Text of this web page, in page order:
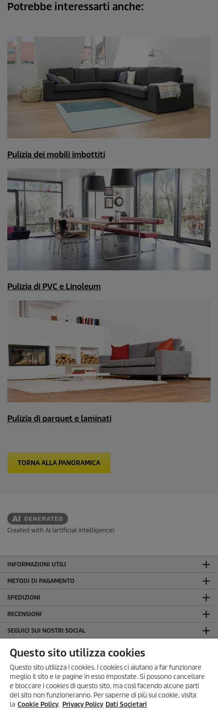
SONO ARRIVATI I SUMMER
DAYS!
Potrebbe interessarti anche:
Pulizia dei mobili imbottiti
Pulizia di PVC e Linoleum
Pulizia di parquet e laminati
TORNA ALLA PANORAMICA
Created with AI (artificial intelligence)
INFORMAZIONI UTILI
METODI DI PAGAMENTO
SPEDIZIONI
RECENSIONI
SEGUICI SUI NOSTRI SOCIAL
LA NOSTRA AZIENDA
INFORMAZIONI GENERALI
INFORMAZIONI LEGALI
Dati Societari
Privacy Policy
Questo sito utilizza cookies
Questo sito utilizza i cookies. I cookies ci aiutano a far funzionare
meglio il sito e le pagine in esso impostate. Si possono cancellare
e bloccare i cookies di questo sito, ma così facendo alcune parti
del sito non funzioneranno. Per saperne di più sui cookie, visita
la Cookie Policy. Privacy Policy Dati Societari